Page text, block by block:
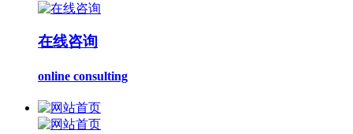
在线咨询
online consulting